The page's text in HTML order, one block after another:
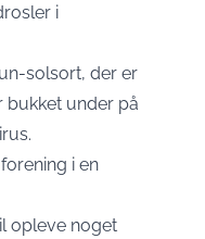
i
solsort, der er
bukket under på
i en
opleve noget